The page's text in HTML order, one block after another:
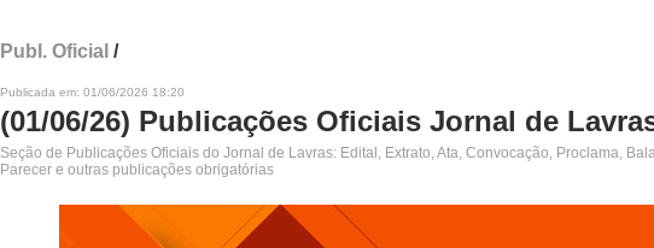
Publ. Oficial /
Publicada em: 01/06/2026 18:20
(01/06/26) Publicações Oficiais Jornal de
Seção de Publicações Oficiais do Jornal de Lavras: Edital, Extrato, Ata, Convocação, Proclama,
Parecer e outras publicações obrigatórias